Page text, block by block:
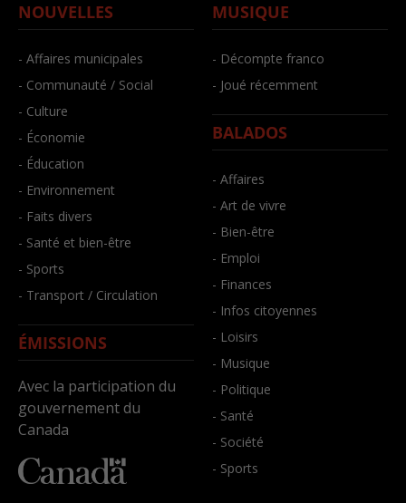
NOUVELLES
- Affaires municipales
- Communauté / Social
- Culture
- Économie
- Éducation
- Environnement
- Faits divers
- Santé et bien-être
- Sports
- Transport / Circulation
ÉMISSIONS
Avec la participation du
gouvernement du
Canada
MUSIQUE
- Décompte franco
- Joué récemment
BALADOS
- Affaires
- Art de vivre
- Bien-être
- Emploi
- Finances
- Infos citoyennes
- Loisirs
- Musique
- Politique
- Santé
- Société
- Sports